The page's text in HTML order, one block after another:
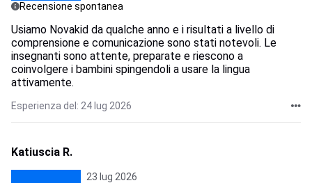
Recensione spontanea
Usiamo Novakid da qualche anno e i risultati a livello di
comprensione e comunicazione sono stati notevoli. Le
insegnanti sono attente, preparate e riescono a
coinvolgere i bambini spingendoli a usare la lingua
attivamente.
Esperienza del: 24 lug 2026
Katiuscia R.
23 lug 2026